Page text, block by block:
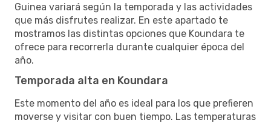
Guinea variará según la temporada y las actividades
que más disfrutes realizar. En este apartado te
mostramos las distintas opciones que Koundara te
ofrece para recorrerla durante cualquier época del
año.
Temporada alta en Koundara
Este momento del año es ideal para los que prefieren
moverse y visitar con buen tiempo. Las temperaturas